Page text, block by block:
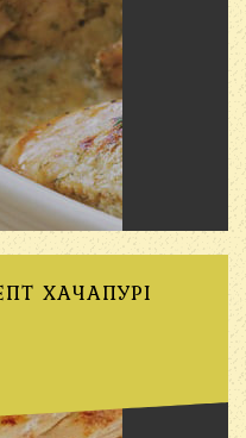
ХАЧАПУРІ